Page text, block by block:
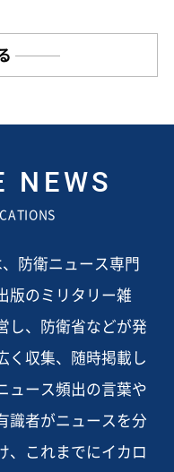
NEWS
防衛ニュース専門
版のミリタリー雑
し、防衛省などが発
く収集、随時掲載し
ュース頻出の言葉や
識者がニュースを分
、これまでにイカロ